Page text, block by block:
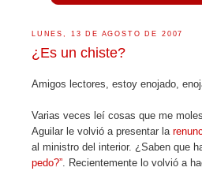
LUNES, 13 DE AGOSTO DE 2007
¿Es un chiste?
Amigos lectores, estoy enojado,
Varias veces leí cosas que me
Aguilar le volvió a presentar la
al ministro del interior. ¿Saben que
pedo?”. Recientemente lo volvió a